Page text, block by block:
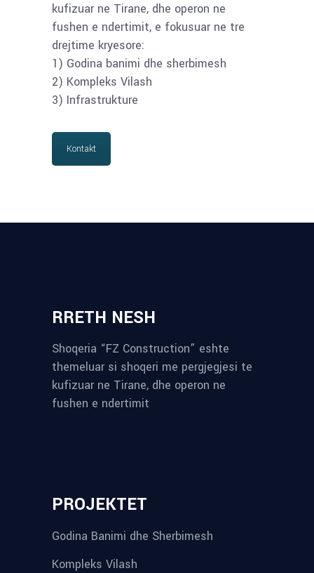
kufizuar ne Tirane, dhe operon ne
fushen e ndertimit, e fokusuar ne tre
drejtime kryesore:
1) Godina banimi dhe sherbimesh
2) Kompleks Vilash
3) Infrastrukture
Kontakt
RRETH NESH
Shoqeria “FZ Construction” eshte
themeluar si shoqeri me pergjegjesi te
kufizuar ne Tirane, dhe operon ne
fushen e ndertimit
PROJEKTET
Godina Banimi dhe Sherbimesh
Kompleks Vilash